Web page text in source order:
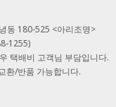
동 180-525 <아리조명>
1255)
택배비 고객님 부담입니다.
환/반품 가능합니다.